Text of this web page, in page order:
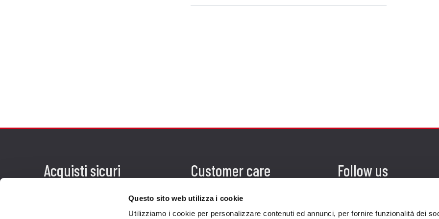
Questo sito web utilizza i cookie
Utilizziamo i cookie per personalizzare contenuti ed annunci, per fornire funzionalità dei
Acquisti sicuri Customer care
Spedizioni
Servizio clienti
Follow us